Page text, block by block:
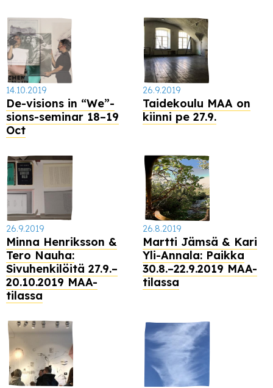
14.10.2019
De-visions in “We”-
sions-seminar 18–19
Oct
26.9.2019
Taidekoulu MAA on
kiinni pe 27.9.
26.9.2019
Minna Henriksson &
Tero Nauha:
Sivuhenkilöitä 27.9.–
20.10.2019 MAA-
tilassa
26.8.2019
Martti Jämsä & Kari
Yli-Annala: Paikka
30.8.–22.9.2019 MAA-
tilassa